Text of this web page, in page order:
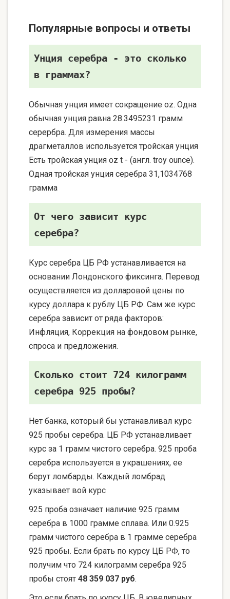
Популярные вопросы и ответы
Унция серебра - это сколько
в граммах?
Обычная унция имеет сокращение oz. Одна
обычная унция равна 28.3495231 грамм
серербра. Для измерения массы
драгметаллов используется тройская унция
Есть тройская унция oz t - (англ. troy ounce).
Одная тройская унция серебра 31,1034768
грамма
От чего зависит курс
серебра?
Курс серебра ЦБ РФ устанавливается на
основании Лондонского фиксинга. Перевод
осуществляется из долларовой цены по
курсу доллара к рублу ЦБ РФ. Сам же курс
серебра зависит от ряда факторов:
Инфляция, Коррекция на фондовом рынке,
спроса и предложения.
Сколько стоит 724 килограмм
серебра 925 пробы?
Нет банка, который бы устанавливал курс
925 пробы серебра. ЦБ РФ устанавливает
курс за 1 грамм чистого серебра. 925 проба
серебра используется в украшениях, ее
берут ломбарды. Каждый ломбрад
указывает вой курс
925 проба означает наличие 925 грамм
серебра в 1000 грамме сплава. Или 0.925
грамм чистого серебра в 1 грамме серебра
925 пробы. Если брать по курсу ЦБ РФ, то
получим что 724 килограмм серебра 925
пробы стоят 48 359 037 руб.